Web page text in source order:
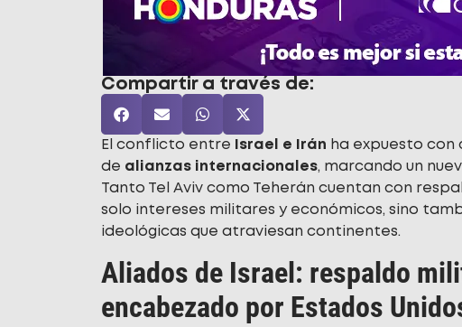
Compartir a través de:
El conflicto entre Israel e Irán ha expuesto con
de alianzas internacionales, marcando un
Tanto Tel Aviv como Teherán cuentan con
solo intereses militares y económicos, sino
ideológicas que atraviesan continentes.
Aliados de Israel: respaldo
encabezado por Estados